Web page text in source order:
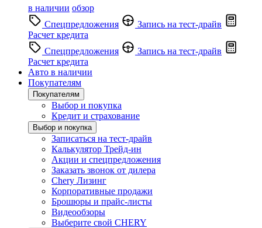
в наличии обзор
Спецпредложения
Запись на тест-драйв
Расчет кредита
Спецпредложения
Запись на тест-драйв
Расчет кредита
Авто в наличии
Покупателям
Покупателям
Выбор и покупка
Кредит и страхование
Выбор и покупка
Записаться на тест-драйв
Калькулятор Трейд-ин
Акции и спецпредложения
Заказать звонок от дилера
Chery Лизинг
Корпоративные продажи
Брошюры и прайс-листы
Видеообзоры
Выберите свой CHERY